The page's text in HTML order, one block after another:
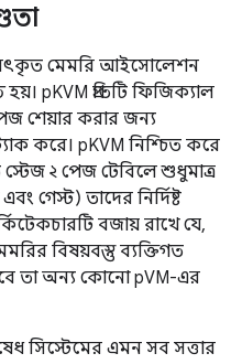
মেমরি আইসোলেশন
হয়। pKVM প্রতিটি ফিজিক্যাল
শেয়ার করার জন্য
করে। pKVM নিশ্চিত করে
স্টেজ ২ পেজ টেবিলে শুধুমাত্র
গেস্ট) তাদের নির্দিষ্ট
বজায় রাখে যে,
বিষয়বস্তু ব্যক্তিগত
তা অন্য কোনো pVM-এর
সিস্টেমের এমন সব সত্তার